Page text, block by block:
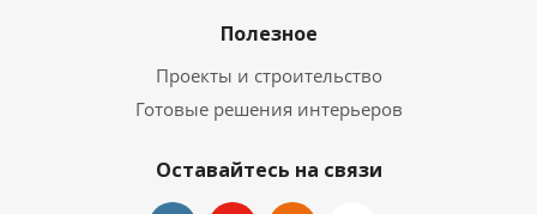
Полезное
Проекты и строительство
Готовые решения интерьеров
Оставайтесь на связи